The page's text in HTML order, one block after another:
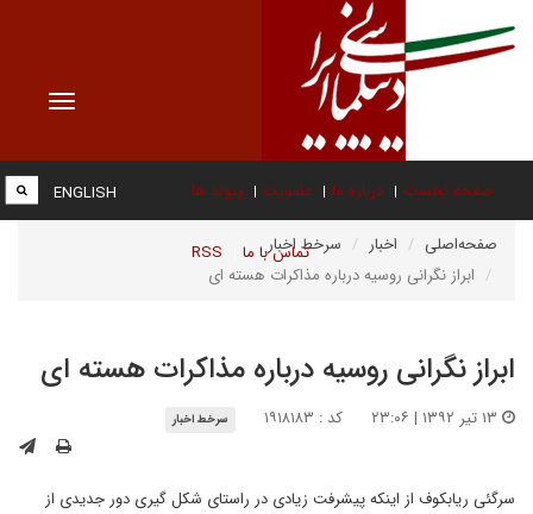
Toggle
صفحه نخست درباره ما عضویت پیوند ها
تماس با ما RSS
ENGLISH
صفحه‌اصلی اخبار
سرخط اخبار
ابراز نگرانی روسیه درباره مذاکرات هسته ای
ابراز نگرانی روسیه درباره مذاکرات هسته ای
کد : ۱۹۱۸۱۸۳ سرخط اخبار
سرگئی ریابکوف از اینکه پیشرفت زیادی در راستای شکل گیری دور جدیدی از